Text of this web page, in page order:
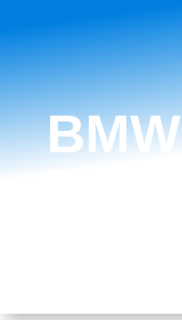
BMW